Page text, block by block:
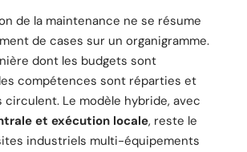
de la maintenance ne se résume
de cases sur un organigramme.
dont les budgets sont
compétences sont réparties et
circulent. Le modèle hybride, avec
et exécution locale, reste le
industriels multi-équipements